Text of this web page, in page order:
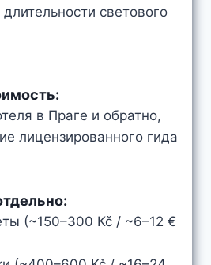
светового
в Праге и обратно,
лицензированного гида
(~150–300 Kč / ~6–12 €